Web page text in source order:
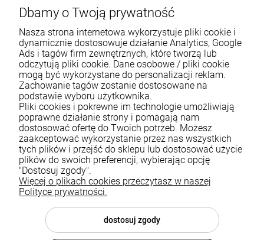
Pomoc
Moje konto
Płatności i dostawa
Informacje
Dbamy o Twoją prywatność
Nasza strona internetowa wykorzystuje pliki cookie i
dynamicznie dostosowuje działanie Analytics, Google
Ads i tagów firm zewnętrznych, które tworzą lub
odczytują pliki cookie. Dane osobowe / pliki cookie
mogą być wykorzystane do personalizacji reklam.
Zachowanie tagów zostanie dostosowane na
podstawie wyboru użytkownika.
Pliki cookies i pokrewne im technologie umożliwiają
poprawne działanie strony i pomagają nam
dostosować ofertę do Twoich potrzeb. Możesz
zaakceptować wykorzystanie przez nas wszystkich
tych plików i przejść do sklepu lub dostosować użycie
plików do swoich preferencji, wybierając opcję
"Dostosuj zgody".
Więcej o plikach cookies przeczytasz w naszej
Polityce prywatności.
dostosuj zgody